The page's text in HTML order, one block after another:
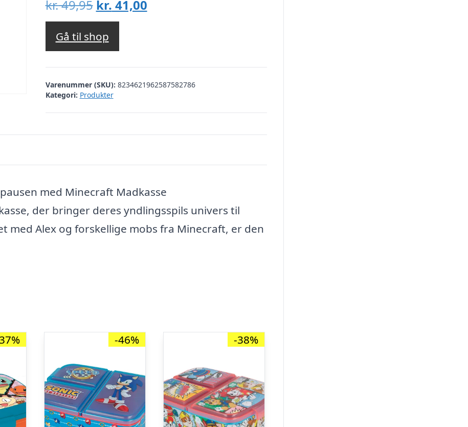
kr.49,95 Den
oprindelige
pris
var:
kr. 49,95.
kr. 41,00Den
kr. 41,00.
Gå til shop
Varenummer (SKU): 8234621962587582786
Kategori: Produkter
med Minecraft Madkasse
der bringer deres yndlingsspils univers til
med Alex og forskellige mobs fra Minecraft, er den
-46% -38%